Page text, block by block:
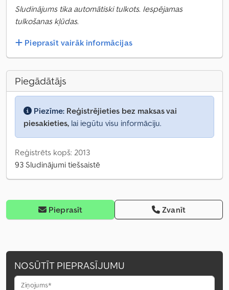
Sludinājums tika automātiski tulkots. Iespējamas
tulkošanas kļūdas.
Pieprasīt vairāk informācijas
Piegādātājs
Piezīme: Reģistrējieties bez maksas vai
piesakieties, lai iegūtu visu informāciju.
Reģistrēts kopš: 2013
93 Sludinājumi tiešsaistē
Pieprasīt Zvanīt
NOSŪTĪT PIEPRASĪJUMU
Ziņojums*